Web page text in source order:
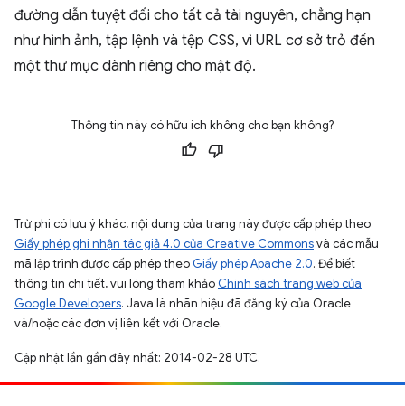
đường dẫn tuyệt đối cho tất cả tài nguyên, chẳng hạn
như hình ảnh, tập lệnh và tệp CSS, vì URL cơ sở trỏ đến
một thư mục dành riêng cho mật độ.
Thông tin này có hữu ích không cho bạn không?
Trừ phi có lưu ý khác, nội dung của trang này được cấp phép theo
Giấy phép ghi nhận tác giả 4.0 của Creative Commonsvà các mẫu
mã lập trình được cấp phép theo Giấy phép Apache 2.0. Để biết
thông tin chi tiết, vui lòng tham khảo Chính sách trang web của
Google Developers. Java là nhãn hiệu đã đăng ký của Oracle
và/hoặc các đơn vị liên kết với Oracle.
Cập nhật lần gần đây nhất: 2014-02-28 UTC.